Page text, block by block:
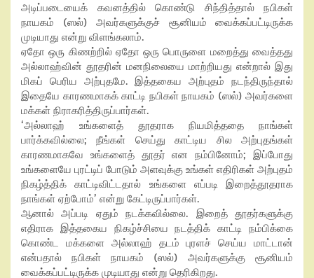
அடிப்படையைக் கவனத்தில் கொண்டு சிந்தித்தால் நபிகள்
நாயகம் (ஸல்) அவர்களுக்குச் சூனியம் வைக்கப்பட்டிருக்க
முடியாது என்று விளங்கலாம்.
ஏதோ ஒரு கிணற்றில் ஏதோ ஒரு பொருளை மறைத்து வைத்தது
அல்லாஹ்வின் தூதரின் மனநிலையை மாற்றியது என்றால் இது
மிகப் பெரிய அற்புதமே. இத்தகைய அற்புதம் நடந்திருந்தால்
இதையே காரணமாகக் காட்டி நபிகள் நாயகம் (ஸல்) அவர்களை
மக்கள் நிராகரித்திருப்பார்கள்.
‘அல்லாஹ் உங்களைத் தூதராக நியமித்ததை நாங்கள்
பார்க்கவில்லை; நீங்கள் செய்து காட்டிய சில அற்புதங்கள்
காரணமாகவே உங்களைத் தூதர் என நம்பினோம்; இப்போது
உங்களையே புரட்டிப் போடும் அளவுக்கு உங்கள் எதிரிகள் அற்புதம்
நிகழ்த்திக் காட்டிவிட்டதால் உங்களை எப்படி இறைத்தூதராக
நாங்கள் ஏற்போம்’ என்று கேட்டிருப்பார்கள்.
ஆனால் அப்படி ஏதும் நடக்கவில்லை. இறைத் தூதர்களுக்கு
எதிராக இத்தகைய நிகழ்ச்சியை நடத்திக் காட்டி நம்பிக்கை
கொண்ட மக்களை அல்லாஹ் தடம் புரளச் செய்ய மாட்டான்
என்பதால் நபிகள் நாயகம் (ஸல்) அவர்களுக்கு சூனியம்
வைக்கப்பட்டிருக்க முடியாது என்று தெரிகிறது.